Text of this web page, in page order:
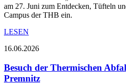
am 27. Juni zum Entdecken, Tüfteln
Campus der THB ein.
LESEN
16.06.2026
Besuch der Thermischen
Premnitz